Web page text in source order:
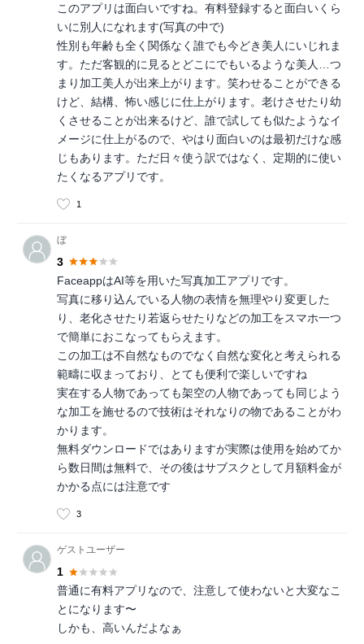
このアプリは面白いですね。有料登録すると面白いくら
いに別人になれます(写真の中で)
性別も年齢も全く関係なく誰でも今どき美人にいじれま
す。ただ客観的に見るとどこにでもいるような美人…つ
まり加工美人が出来上がります。笑わせることができる
けど、結構、怖い感じに仕上がります。老けさせたり幼
くさせることが出来るけど、誰で試しても似たようなイ
メージに仕上がるので、やはり面白いのは最初だけな感
じもあります。ただ日々使う訳ではなく、定期的に使い
たくなるアプリです。
1
ぼ
3
FaceappはAI等を用いた写真加工アプリです。
写真に移り込んでいる人物の表情を無理やり変更した
り、老化させたり若返らせたりなどの加工をスマホ一つ
で簡単におこなってもらえます。
この加工は不自然なものでなく自然な変化と考えられる
範疇に収まっており、とても便利で楽しいですね
実在する人物であっても架空の人物であっても同じよう
な加工を施せるので技術はそれなりの物であることがわ
かります。
無料ダウンロードではありますが実際は使用を始めてか
ら数日間は無料で、その後はサブスクとして月額料金が
かかる点には注意です
3
ゲストユーザー
1
普通に有料アプリなので、注意して使わないと大変なこ
とになります〜
しかも、高いんだよなぁ